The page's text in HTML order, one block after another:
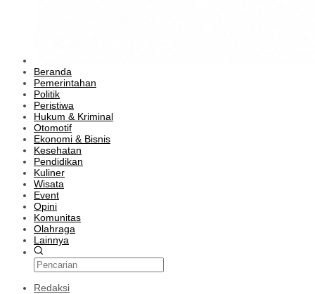
Beranda
Pemerintahan
Politik
Peristiwa
Hukum & Kriminal
Otomotif
Ekonomi & Bisnis
Kesehatan
Pendidikan
Kuliner
Wisata
Event
Opini
Komunitas
Olahraga
Lainnya
Redaksi